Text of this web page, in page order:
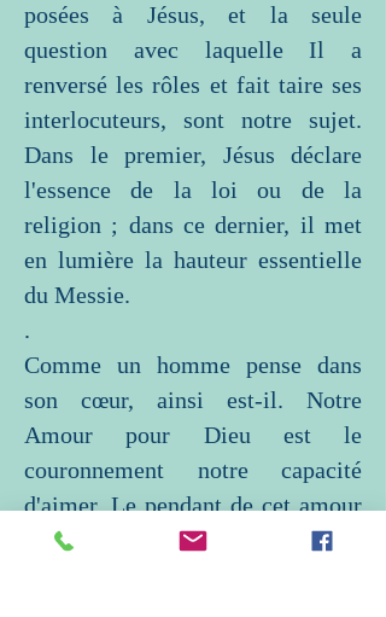
posées à Jésus, et la seule
question avec laquelle Il a
renversé les rôles et fait taire ses
interlocuteurs, sont notre sujet.
Dans le premier, Jésus déclare
l'essence de la loi ou de la
religion ; dans ce dernier, il met
en lumière la hauteur essentielle
du Messie.
.
Comme un homme pense dans
son cœur, ainsi est-il. Notre
Amour pour Dieu est le
couronnement notre capacité
d'aimer. Le pendant de cet amour
est l'amour pour notre prochain.